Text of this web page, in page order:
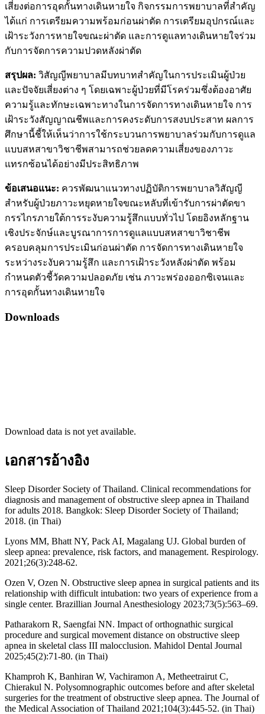
เสี่ยงต่อการอุดกั้นทางเดินหายใจ กิจกรรมการพยาบาลที่สำคัญ
ได้แก่ การเตรียมความพร้อมก่อนผ่าตัด การเตรียมอุปกรณ์และ
เฝ้าระวังการหายใจขณะผ่าตัด และการดูแลทางเดินหายใจร่วม
กับการจัดการความปวดหลังผ่าตัด
สรุปผล: วิสัญญีพยาบาลมีบทบาทสำคัญในการประเมินผู้ป่วย
และปัจจัยเสี่ยงต่าง ๆ โดยเฉพาะผู้ป่วยที่มีโรคร่วมซึ่งต้องอาศัย
ความรู้และทักษะเฉพาะทางในการจัดการทางเดินหายใจ การ
เฝ้าระวังสัญญาณชีพและการคงระดับการสงบประสาท ผลการ
ศึกษานี้ชี้ให้เห็นว่าการใช้กระบวนการพยาบาลร่วมกับการดูแล
แบบสหสาขาวิชาชีพสามารถช่วยลดความเสี่ยงของภาวะ
แทรกซ้อนได้อย่างมีประสิทธิภาพ
ข้อเสนอแนะ: ควรพัฒนาแนวทางปฏิบัติการพยาบาลวิสัญญี
สำหรับผู้ป่วยภาวะหยุดหายใจขณะหลับที่เข้ารับการผ่าตัดขา
กรรไกรภายใต้การระงับความรู้สึกแบบทั่วไป โดยอิงหลักฐาน
เชิงประจักษ์และบูรณาการการดูแลแบบสหสาขาวิชาชีพ
ครอบคลุมการประเมินก่อนผ่าตัด การจัดการทางเดินหายใจ
ระหว่างระงับความรู้สึก และการเฝ้าระวังหลังผ่าตัด พร้อม
กำหนดตัวชี้วัดความปลอดภัย เช่น ภาวะพร่องออกซิเจนและ
การอุดกั้นทางเดินหายใจ
Downloads
Download data is not yet available.
เอกสารอ้างอิง
Sleep Disorder Society of Thailand. Clinical recommendations for
diagnosis and management of obstructive sleep apnea in Thailand
for adults 2018. Bangkok: Sleep Disorder Society of Thailand;
2018. (in Thai)
Lyons MM, Bhatt NY, Pack AI, Magalang UJ. Global burden of
sleep apnea: prevalence, risk factors, and management. Respirology.
2021;26(3):248-62.
Ozen V, Ozen N. Obstructive sleep apnea in surgical patients and its
relationship with difficult intubation: two years of experience from a
single center. Brazillian Journal Anesthesiology 2023;73(5):563–69.
Patharakorn R, Saengfai NN. Impact of orthognathic surgical
procedure and surgical movement distance on obstructive sleep
apnea in skeletal class III malocclusion. Mahidol Dental Journal
2025;45(2):71-80. (in Thai)
Khamproh K, Banhiran W, Vachiramon A, Metheetrairut C,
Chierakul N. Polysomnographic outcomes before and after skeletal
surgeries for the treatment of obstructive sleep apnea. The Journal of
the Medical Association of Thailand 2021;104(3):445-52. (in Thai)